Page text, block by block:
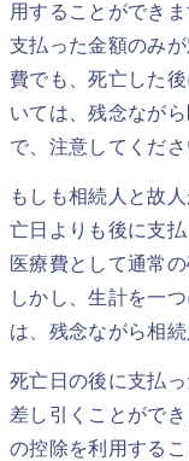
用することができ
支払った金額のみ
費でも、死亡した
いては、残念なが
で、注意してくださ
もしも相続人と故
亡日よりも後に支
医療費として通常
しかし、生計を一
は、残念ながら相
死亡日の後に支払
差し引くことがで
の控除を利用するこ